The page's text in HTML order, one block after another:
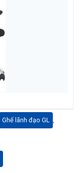
Ghế lãnh đạo GL